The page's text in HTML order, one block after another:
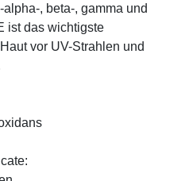
, beta-, gamma und
ist das wichtigste
vor UV-Strahlen und